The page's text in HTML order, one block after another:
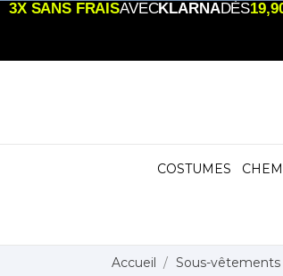
3X SANS FRAISAVECKLARNADÈS
COSTUMES
Accueil Sous-vêtements